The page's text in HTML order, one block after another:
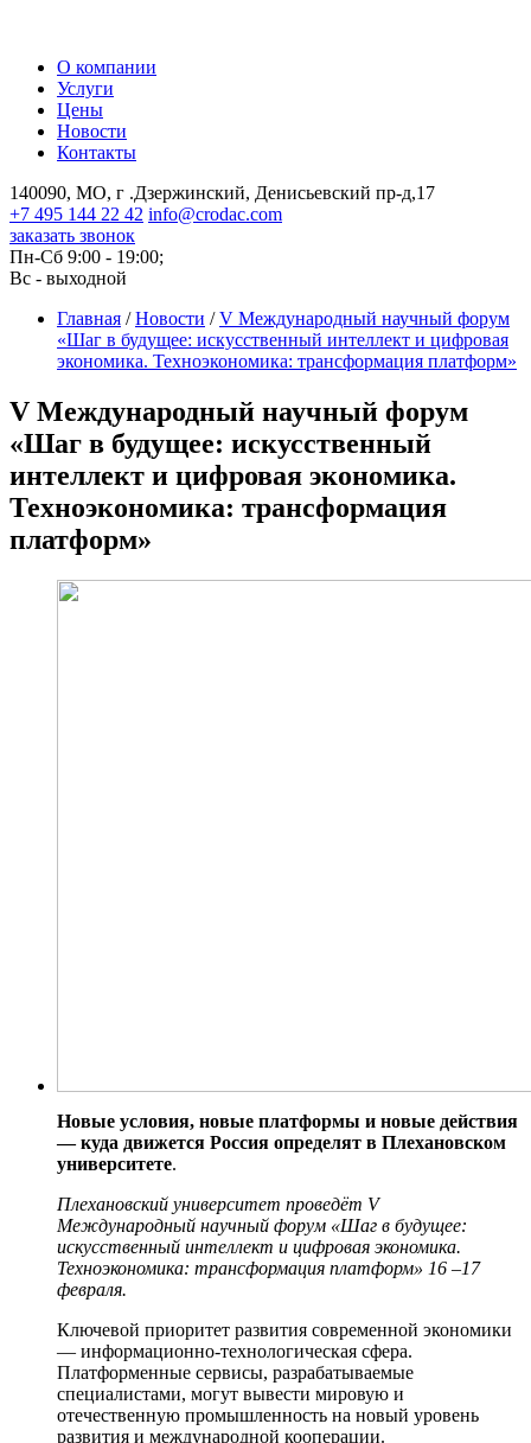
О компании
Услуги
Цены
Новости
Контакты
140090, МО, г .Дзержинский, Денисьевский пр-д,17
+7 495 144 22 42 info@crodac.com
заказать звонок
Пн-Сб 9:00 - 19:00;
Вс - выходной
Главная /Новости /V Международный научный форум
«Шаг в будущее: искусственный интеллект и цифровая
экономика. Техноэкономика: трансформация платформ»
V Международный научный форум
«Шаг в будущее: искусственный
интеллект и цифровая экономика.
Техноэкономика: трансформация
платформ»
Новые условия, новые платформы и новые действия
— куда движется Россия определят в Плехановском
университете.
Плехановский университет проведёт V
Международный научный форум «Шаг в будущее:
искусственный интеллект и цифровая экономика.
Техноэкономика: трансформация платформ» 16 –17
февраля.
Ключевой приоритет развития современной экономики
— информационно-технологическая сфера.
Платформенные сервисы, разрабатываемые
специалистами, могут вывести мировую и
отечественную промышленность на новый уровень
развития и международной кооперации.